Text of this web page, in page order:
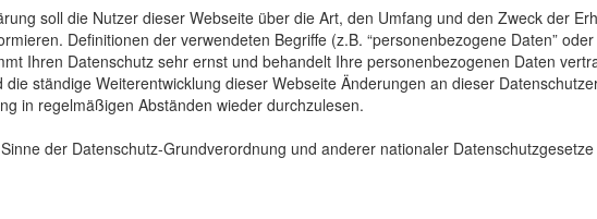
soll die Nutzer dieser Webseite über die Art, den Umfang und den Zweck der
Definitionen der verwendeten Begriffe (z.B. “personenbezogene Daten”
Ihren Datenschutz sehr ernst und behandelt Ihre personenbezogenen Daten
die ständige Weiterentwicklung dieser Webseite Änderungen an dieser
in regelmäßigen Abständen wieder durchzulesen.
der Datenschutz-Grundverordnung und anderer nationaler